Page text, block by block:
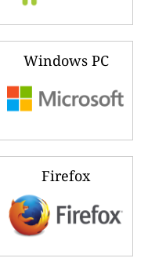
Windows PC
Firefox